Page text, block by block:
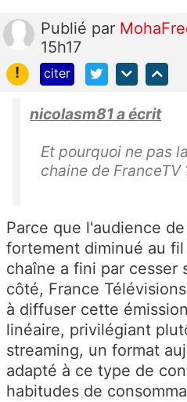
Publié par
15h17
!
citer
nicolasm81 a écrit
Et pourquoi ne pas
chaine de FranceTV
Parce que l'audience
fortement diminué au fil
chaîne a fini par cesser
côté, France
à diffuser cette
linéaire, privilégiant
streaming, un format
adapté à ce type de
habitudes de